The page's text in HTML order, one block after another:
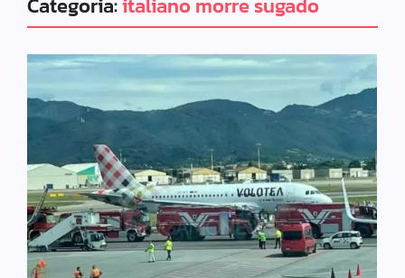
Categoria:italiano morre sugado